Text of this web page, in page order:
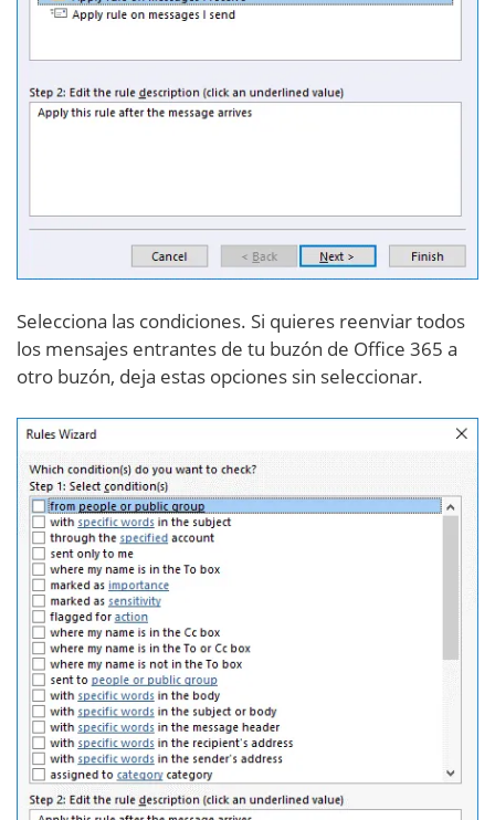
Selecciona las condiciones. Si quieres reenviar todos
los mensajes entrantes de tu buzón de Office 365 a
otro buzón, deja estas opciones sin seleccionar.